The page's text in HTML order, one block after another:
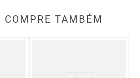
COMPRE TAMBÉM